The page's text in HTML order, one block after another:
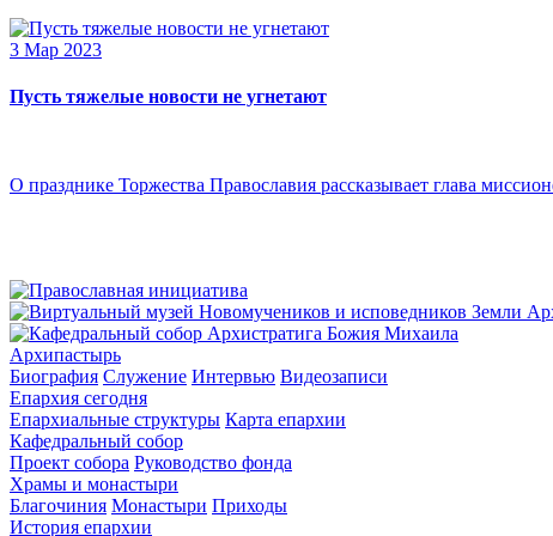
3 Мар 2023
Пусть тяжелые новости не угнетают
О празднике Торжества Православия рассказывает глава
Архипастырь
Биография Служение Интервью Видеозаписи
Епархия сегодня
Епархиальные структуры Карта епархии
Кафедральный собор
Проект собора Руководство фонда
Храмы и монастыри
Благочиния Монастыри Приходы
История епархии